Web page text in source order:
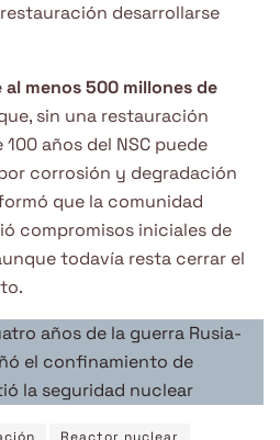
desarrollarse
menos 500 millones de
sin una restauración
años del NSC puede
corrosión y degradación
que la comunidad
compromisos iniciales de
todavía resta cerrar el
años de la guerra Rusia-
el confinamiento de
la seguridad nuclear